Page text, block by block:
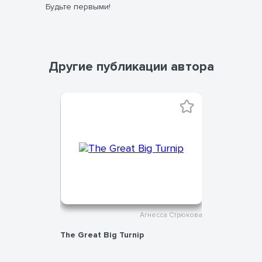
Будьте первыми!
Другие публикации автора
Агнесса Стрюкова
The Great Big Turnip